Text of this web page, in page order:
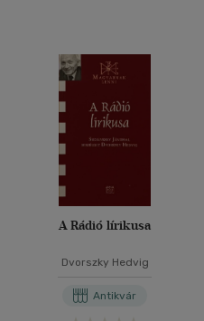
A Rádió lírikusa
Dvorszky Hedvig
Antikvár